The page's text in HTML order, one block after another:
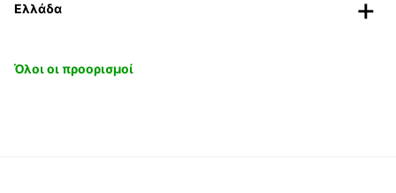
Ελλάδα
Όλοι οι προορισμοί